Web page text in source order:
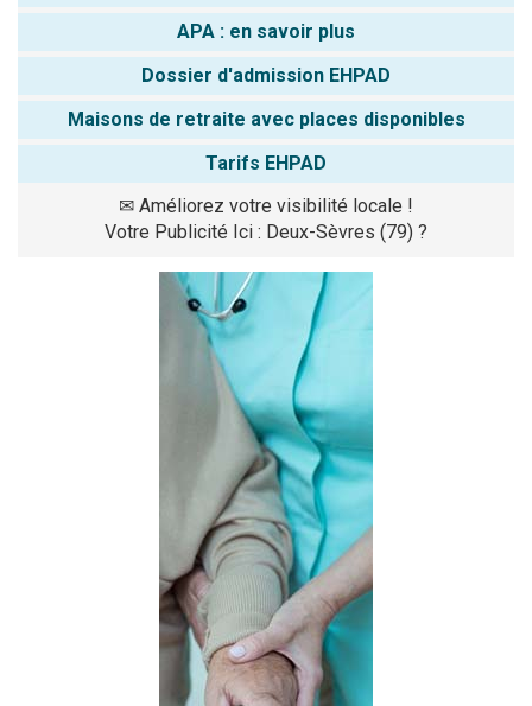
APA : en savoir plus
Dossier d'admission EHPAD
Maisons de retraite avec places disponibles
Tarifs EHPAD
✉ Améliorez votre visibilité locale !
Votre Publicité Ici : Deux-Sèvres (79) ?